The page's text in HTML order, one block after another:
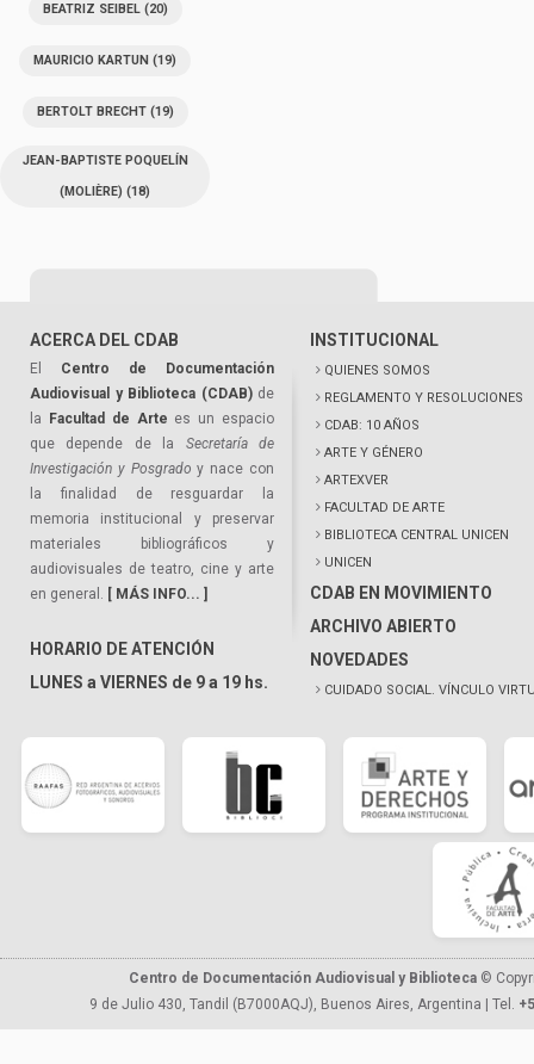
BEATRIZ SEIBEL(20)
MAURICIO KARTUN (19)
BERTOLT BRECHT(19)
JEAN-BAPTISTE POQUELÍN
(MOLIÈRE) (18)
ACERCA DEL CDAB
El Centro de Documentación
Audiovisual y Biblioteca (CDAB)de
la
Facultad de Arte es un espacio
que depende de la Secretaría de
Investigación y Posgrado y nace con
la finalidad de resguardar la
memoria institucional y preservar
materiales bibliográficos y
audiovisuales de teatro, cine y arte
en general. [ MÁS INFO... ]
HORARIO DE ATENCIÓN
LUNES a VIERNES de 9 a 19 hs.
INSTITUCIONAL
QUIENES SOMOS
REGLAMENTO Y RESOLUCIONES
CDAB: 10 AÑOS
ARTE Y GÉNERO
ARTEXVER
FACULTAD DE ARTE
BIBLIOTECA CENTRAL UNICEN
UNICEN
CDAB EN MOVIMIENTO
ARCHIVO ABIERTO
NOVEDADES
CUIDADO SOCIAL. VÍNCULO
Centro de Documentación Audiovisual y Biblioteca ©
9 de Julio 430, Tandil (B7000AQJ), Buenos Aires, Argentina | Tel.